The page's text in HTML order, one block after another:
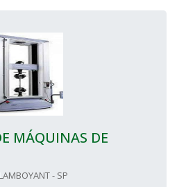
MÁQUINAS DE
- SP